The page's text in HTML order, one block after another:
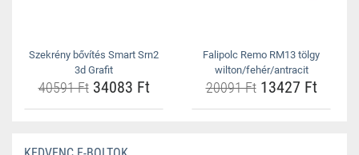
Szekrény bővítés Smart Srn2
3d Grafit
40591 Ft34083 Ft
Falipolc Remo RM13 tölgy
wilton/fehér/antracit
20091 Ft13427 Ft